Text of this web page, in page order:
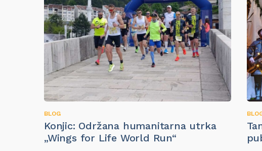
BLOG
Konjic: Održana humanitarna utrka
„Wings for Life World Run“